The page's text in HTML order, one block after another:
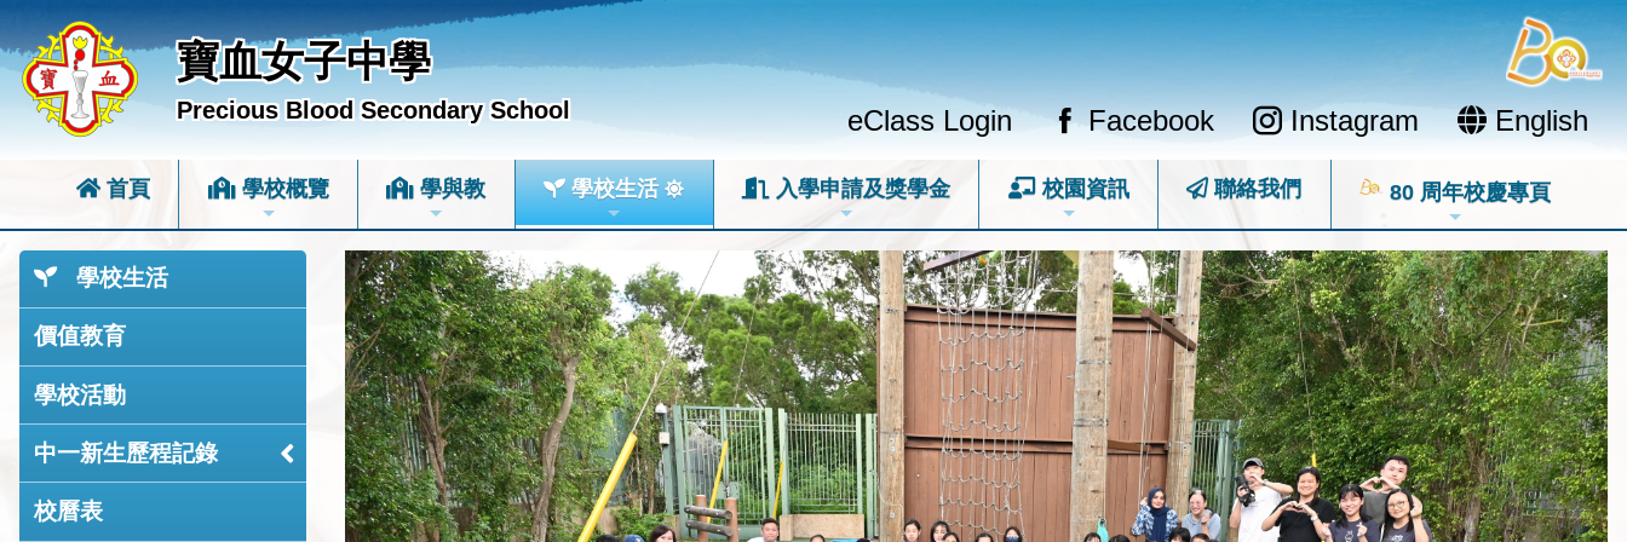
寶血女子中學
Precious Blood Secondary School eClass Login Facebook Instagram English
首頁 學校概覽 學與教 學校生活 入學申請及獎學金 校園資訊 聯絡我們 80 周年校慶專頁
學校生活
價值教育
學校活動
中一新生歷程記錄
校曆表